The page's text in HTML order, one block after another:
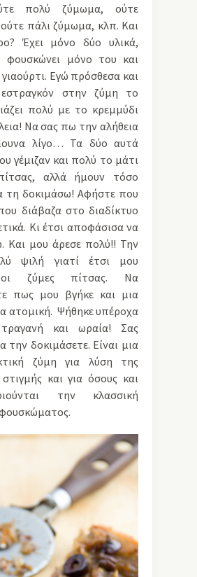
πολύ ζύμωμα, ούτε
πάλι ζύμωμα, κλπ. Και
Έχει μόνο δύο υλικά,
φουσκώνει μόνο του και
Εγώ πρόσθεσα και
στην ζύμη το
πολύ με το κρεμμύδι
Να σας πω την αλήθεια
λίγο… Τα δύο αυτά
γέμιζαν και πολύ το μάτι
αλλά ήμουν τόσο
τη δοκιμάσω! Αφήστε που
διάβαζα στο διαδίκτυο
Κι έτσι αποφάσισα να
Και μου άρεσε πολύ!! Την
ψιλή γιατί έτσι μου
ζύμες πίτσας. Να
πως μου βγήκε και μια
ατομική. Ψήθηκε υπέροχα
τραγανή και ωραία! Σας
την δοκιμάσετε. Είναι μια
ζύμη για λύση της
στιγμής και για όσους και
την κλασσική